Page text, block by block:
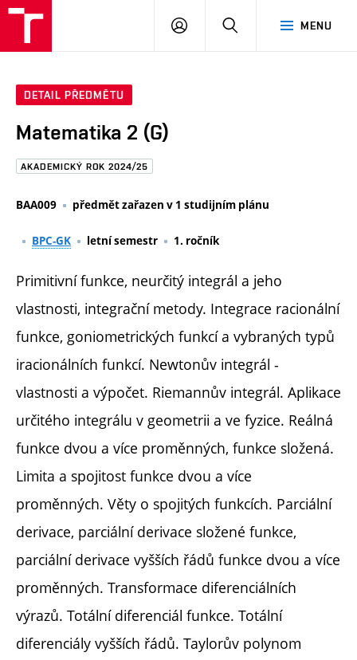
Brno
MENU
PŘIHLÁSIT
DETAIL PŘEDMĚTU
Matematika 2 (G)
AKADEMICKÝ ROK 2024/25
BAA009 předmět zařazen v 1 studijním plánu
BPC-GK letní semestr 1. ročník
Primitivní funkce, neurčitý integrál a jeho
vlastnosti, integrační metody. Integrace racionální
funkce, goniometrických funkcí a vybraných typů
iracionálních funkcí. Newtonův integrál -
vlastnosti a výpočet. Riemannův integrál. Aplikace
určitého integrálu v geometrii a ve fyzice. Reálná
funkce dvou a více proměnných, funkce složená.
Limita a spojitost funkce dvou a více
proměnných. Věty o spojitých funkcích. Parciální
derivace, parciální derivace složené funkce,
parciální derivace vyšších řádů funkce dvou a více
proměnných. Transformace diferenciálních
výrazů. Totální diferenciál funkce. Totální
diferenciály vyšších řádů. Taylorův polynom